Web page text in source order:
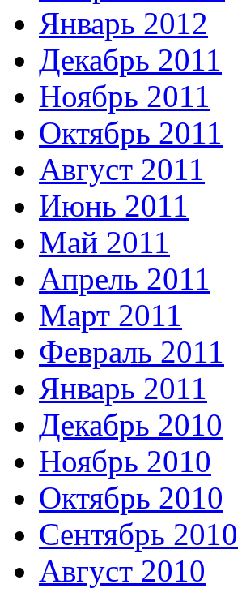
Январь 2012
Декабрь 2011
Ноябрь 2011
Октябрь 2011
Август 2011
Июнь 2011
Май 2011
Апрель 2011
Март 2011
Февраль 2011
Январь 2011
Декабрь 2010
Ноябрь 2010
Октябрь 2010
Сентябрь 2010
Август 2010